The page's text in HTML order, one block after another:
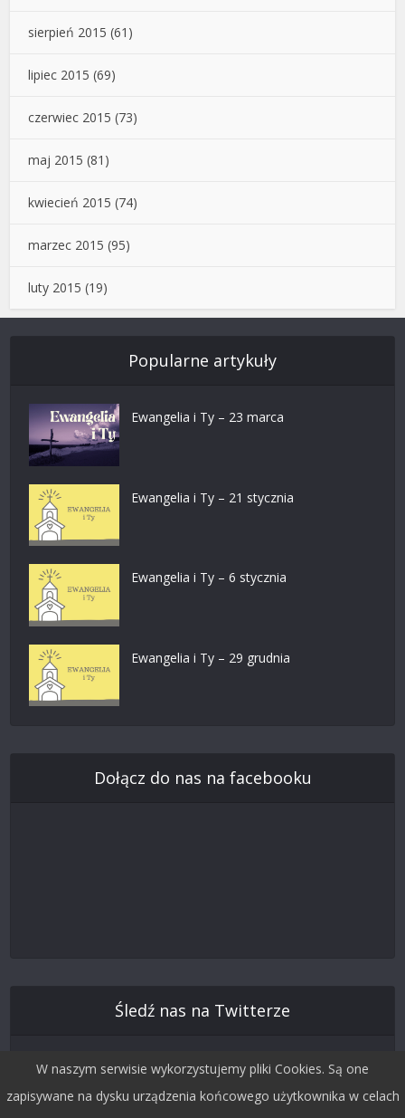
sierpień 2015 (61)
lipiec 2015 (69)
czerwiec 2015 (73)
maj 2015 (81)
kwiecień 2015 (74)
marzec 2015 (95)
luty 2015 (19)
Popularne artykuły
Ewangelia i Ty – 23 marca
Ewangelia i Ty – 21 stycznia
Ewangelia i Ty – 6 stycznia
Ewangelia i Ty – 29 grudnia
Dołącz do nas na facebooku
Śledź nas na Twitterze
W naszym serwisie wykorzystujemy pliki Cookies. Są one
zapisywane na dysku urządzenia końcowego użytkownika w celach